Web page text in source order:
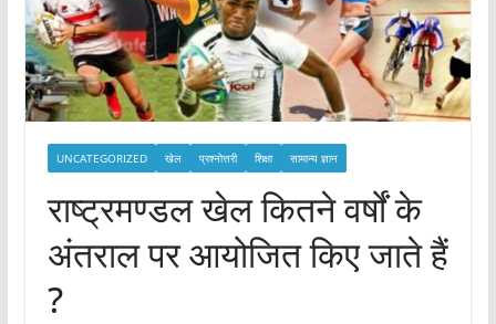
UNCATEGORIZED खेल प्रश्नोत्तरी शिक्षा सामान्य ज्ञान
राष्ट्रमण्डल खेल कितने वर्षों के
अंतराल पर आयोजित किए जाते हैं
?